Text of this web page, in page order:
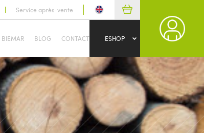
Service après-vente
BIEMAR BLOG CONTACT ESHOP